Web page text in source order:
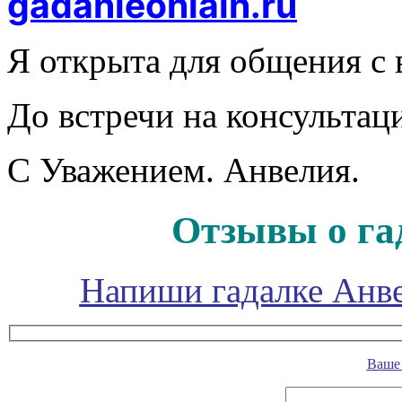
Я открыта для общения с
До встречи на
С Уважением. Анвелия.
Отзывы о
Напиши гадалке
Ваше